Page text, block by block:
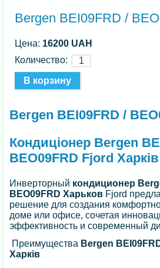
Bergen BEI09FRD /
Цена: 16200 UAH
Количество:
Bergen BEI09FRD /
Кондиціонер Bergen
BEO09FRD Fjord Харків
Инверторный кондиционер
BEO09FRD Харьков Fjord
решение для создания
доме или офисе, сочетая
эффективность и современный
Преимущества Bergen
Харків